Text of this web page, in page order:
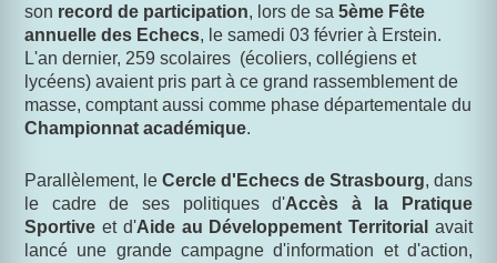
son record de participation, lors de sa 5ème Fête
annuelle des Echecs, le samedi 03 février à Erstein.
L'an dernier, 259 scolaires (écoliers, collégiens et
lycéens) avaient pris part à ce grand rassemblement de
masse, comptant aussi comme phase départementale du
Championnat académique.
Parallèlement, le Cercle d'Echecs de Strasbourg, dans
le cadre de ses politiques d'Accès à la Pratique
Sportive et d'Aide au Développement Territorial avait
lancé une grande campagne d'information et d'action,